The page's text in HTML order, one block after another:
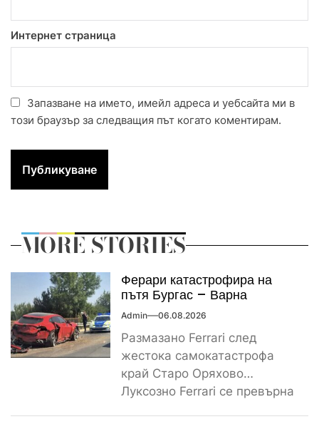
Интернет страница
Запазване на името, имейл адреса и уебсайта ми в
този браузър за следващия път когато коментирам.
MORE STORIES
Ферари катастрофира на
пътя Бургас – Варна
Admin 06.08.2026
Размазано Ferrari след
жестока самокатастрофа
край Старо Оряхово
Луксозно Ferrari се превърна